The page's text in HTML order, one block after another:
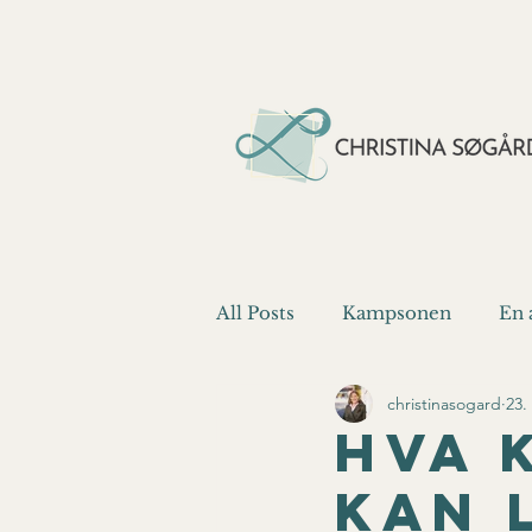
All Posts Kampsonen En
Vi kan bedre
Hva
kan
christinasogard